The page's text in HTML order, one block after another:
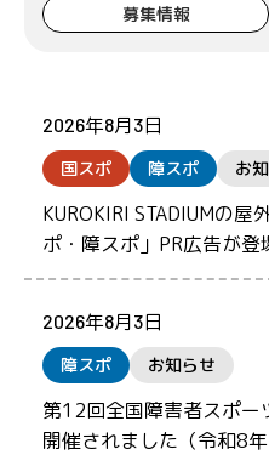
募集情報
2026年8月3日
国スポ
障スポ お
KUROKIRI STADIUMの屋
ポ・障スポ」PR広告が登
2026年8月3日
障スポ
お知らせ
第12回全国障害者スポー
開催されました（令和8